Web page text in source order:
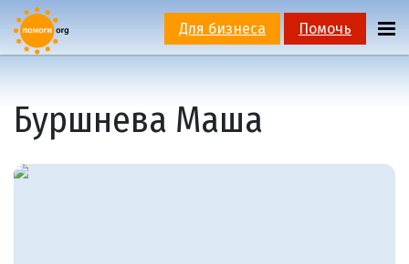
Для бизнеса Помочь
Буршнева Маша